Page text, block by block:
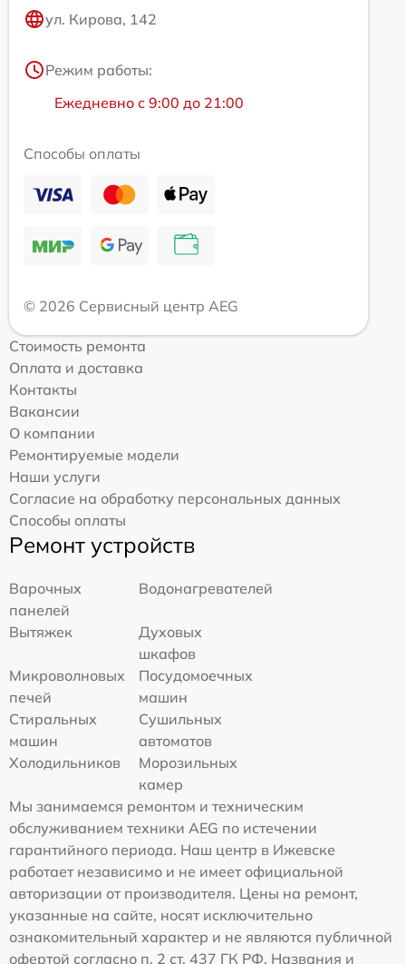
ул. Кирова, 142
Режим работы:
Ежедневно с 9:00 до 21:00
Способы оплаты
© 2026 Сервисный центр AEG
Стоимость ремонта
Оплата и доставка
Контакты
Вакансии
О компании
Ремонтируемые модели
Наши услуги
Согласие на обработку персональных данных
Способы оплаты
Ремонт устройств
Варочных
панелей
Водонагревателей
Вытяжек
Духовых
шкафов
Микроволновых
печей
Посудомоечных
машин
Стиральных
машин
Сушильных
автоматов
Холодильников
Морозильных
камер
Мы занимаемся ремонтом и техническим
обслуживанием техники AEG по истечении
гарантийного периода. Наш центр в Ижевске
работает независимо и не имеет официальной
авторизации от производителя. Цены на ремонт,
указанные на сайте, носят исключительно
ознакомительный характер и не являются публичной
офертой согласно п. 2 ст. 437 ГК РФ. Названия и